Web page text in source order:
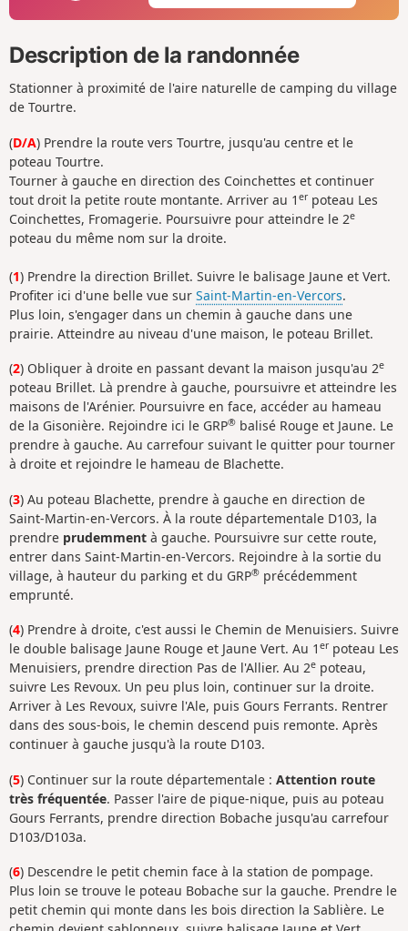
Description de la randonnée
Stationner à proximité de l'aire naturelle de camping du village
de Tourtre.
(D/A) Prendre la route vers Tourtre, jusqu'au centre et le
poteau Tourtre.
Tourner à gauche en direction des Coinchettes et continuer
tout droit la petite route montante. Arriver au 1 er poteau Les
Coinchettes, Fromagerie. Poursuivre pour atteindre le 2e
poteau du même nom sur la droite.
(1) Prendre la direction Brillet. Suivre le balisage Jaune et Vert.
Profiter ici d'une belle vue sur Saint-Martin-en-Vercors.
Plus loin, s'engager dans un chemin à gauche dans une
prairie. Atteindre au niveau d'une maison, le poteau Brillet.
(2) Obliquer à droite en passant devant la maison jusqu'au 2e
poteau Brillet. Là prendre à gauche, poursuivre et atteindre les
maisons de l'Arénier. Poursuivre en face, accéder au hameau
de la Gisonière. Rejoindre ici le GRP® balisé Rouge et Jaune. Le
prendre à gauche. Au carrefour suivant le quitter pour tourner
à droite et rejoindre le hameau de Blachette.
(3) Au poteau Blachette, prendre à gauche en direction de
Saint-Martin-en-Vercors. À la route départementale D103, la
prendre prudemment à gauche. Poursuivre sur cette route,
entrer dans Saint-Martin-en-Vercors. Rejoindre à la sortie du
village, à hauteur du parking et du GRP® précédemment
emprunté.
(4) Prendre à droite, c'est aussi le Chemin de Menuisiers. Suivre
le double balisage Jaune Rouge et Jaune Vert. Au 1 er poteau Les
Menuisiers, prendre direction Pas de l'Allier. Au 2e poteau,
suivre Les Revoux. Un peu plus loin, continuer sur la droite.
Arriver à Les Revoux, suivre l'Ale, puis Gours Ferrants. Rentrer
dans des sous-bois, le chemin descend puis remonte. Après
continuer à gauche jusqu'à la route D103.
(5) Continuer sur la route départementale : Attention route
très fréquentée. Passer l'aire de pique-nique, puis au poteau
Gours Ferrants, prendre direction Bobache jusqu'au carrefour
D103/D103a.
(6) Descendre le petit chemin face à la station de pompage.
Plus loin se trouve le poteau Bobache sur la gauche. Prendre le
petit chemin qui monte dans les bois direction la Sablière. Le